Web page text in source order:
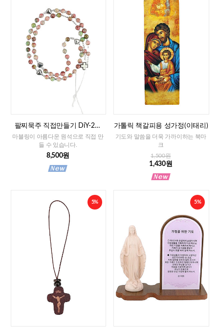
팔찌묵주 직접만들기 DiY-2줄
팔찌묵주 화만옥 4mm
마블링이 아름다운 원석으로 직접 만
들 수 있습니다.
8,500원
가톨릭 책갈피용 성가정(이태리)
기도와 말씀을 더욱 가까이하는 북마
크
1,500원
1,430원
5% 5%